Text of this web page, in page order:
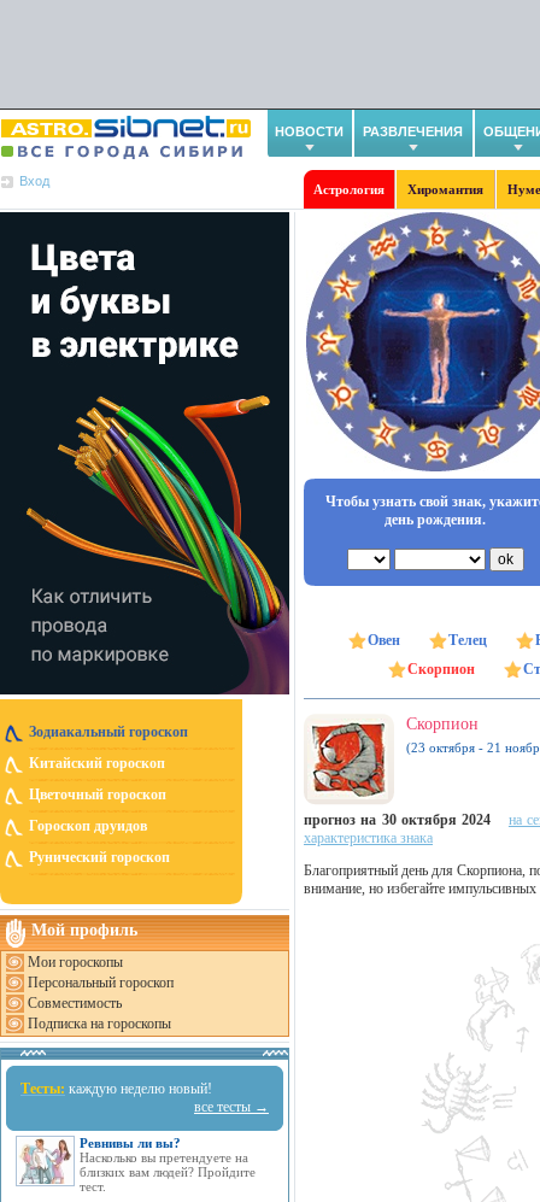
НОВОСТИ РАЗВЛЕЧЕНИЯ
Вход
Астрология Хиромантия
Зодиакальный гороскоп
Китайский гороскоп
Цветочный гороскоп
Гороскоп друидов
Рунический гороскоп
Мой профиль
Мои гороскопы
Персональный гороскоп
Совместимость
Подписка на гороскопы
Тесты: каждую неделю новый!
все тесты →
Ревнивы ли вы?
Насколько вы претендуете на
близких вам людей? Пройдите
тест.
Чтобы узнать свой знак,
день рождения.
Овен Телец
Скорпион
Скорпион
(23 октября - 21
прогноз на 30 октября 2024
на
характеристика знака
Благоприятный день для Скорпиона,
внимание, но избегайте